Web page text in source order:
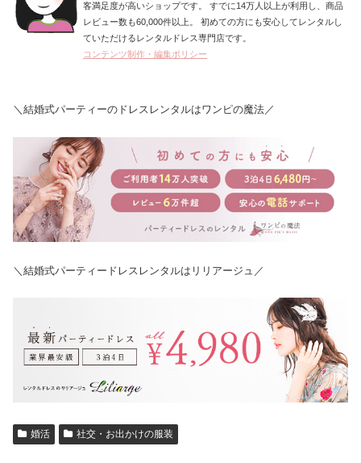
客満足度が高いショップです。 すでに14万人以上が利用し、商品
レビュー数も60,000件以上。 初めての方にも安心してレンタルし
ていただけるレンタルドレス専門店です。
コンテンツ制作・編集ポリシー
＼結婚式パーティーのドレスレンタルはワンピの魔法／
＼結婚式パーティードレスレンタルはリリアージュ／
婚活 社交・お出かけの服装